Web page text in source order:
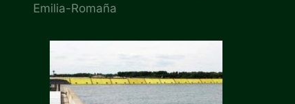
Emilia-Romaña